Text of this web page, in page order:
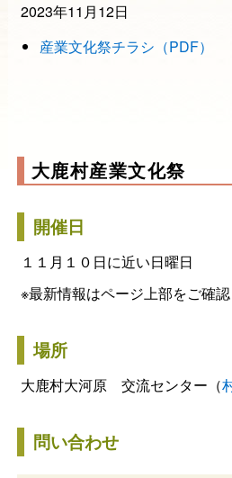
2023年11月12日
産業文化祭チラシ（PDF）
大鹿村産業文化祭
開催日
１１月１０日に近い日曜日
※最新情報はページ上部をご確認
場所
大鹿村大河原 交流センター（
問い合わせ